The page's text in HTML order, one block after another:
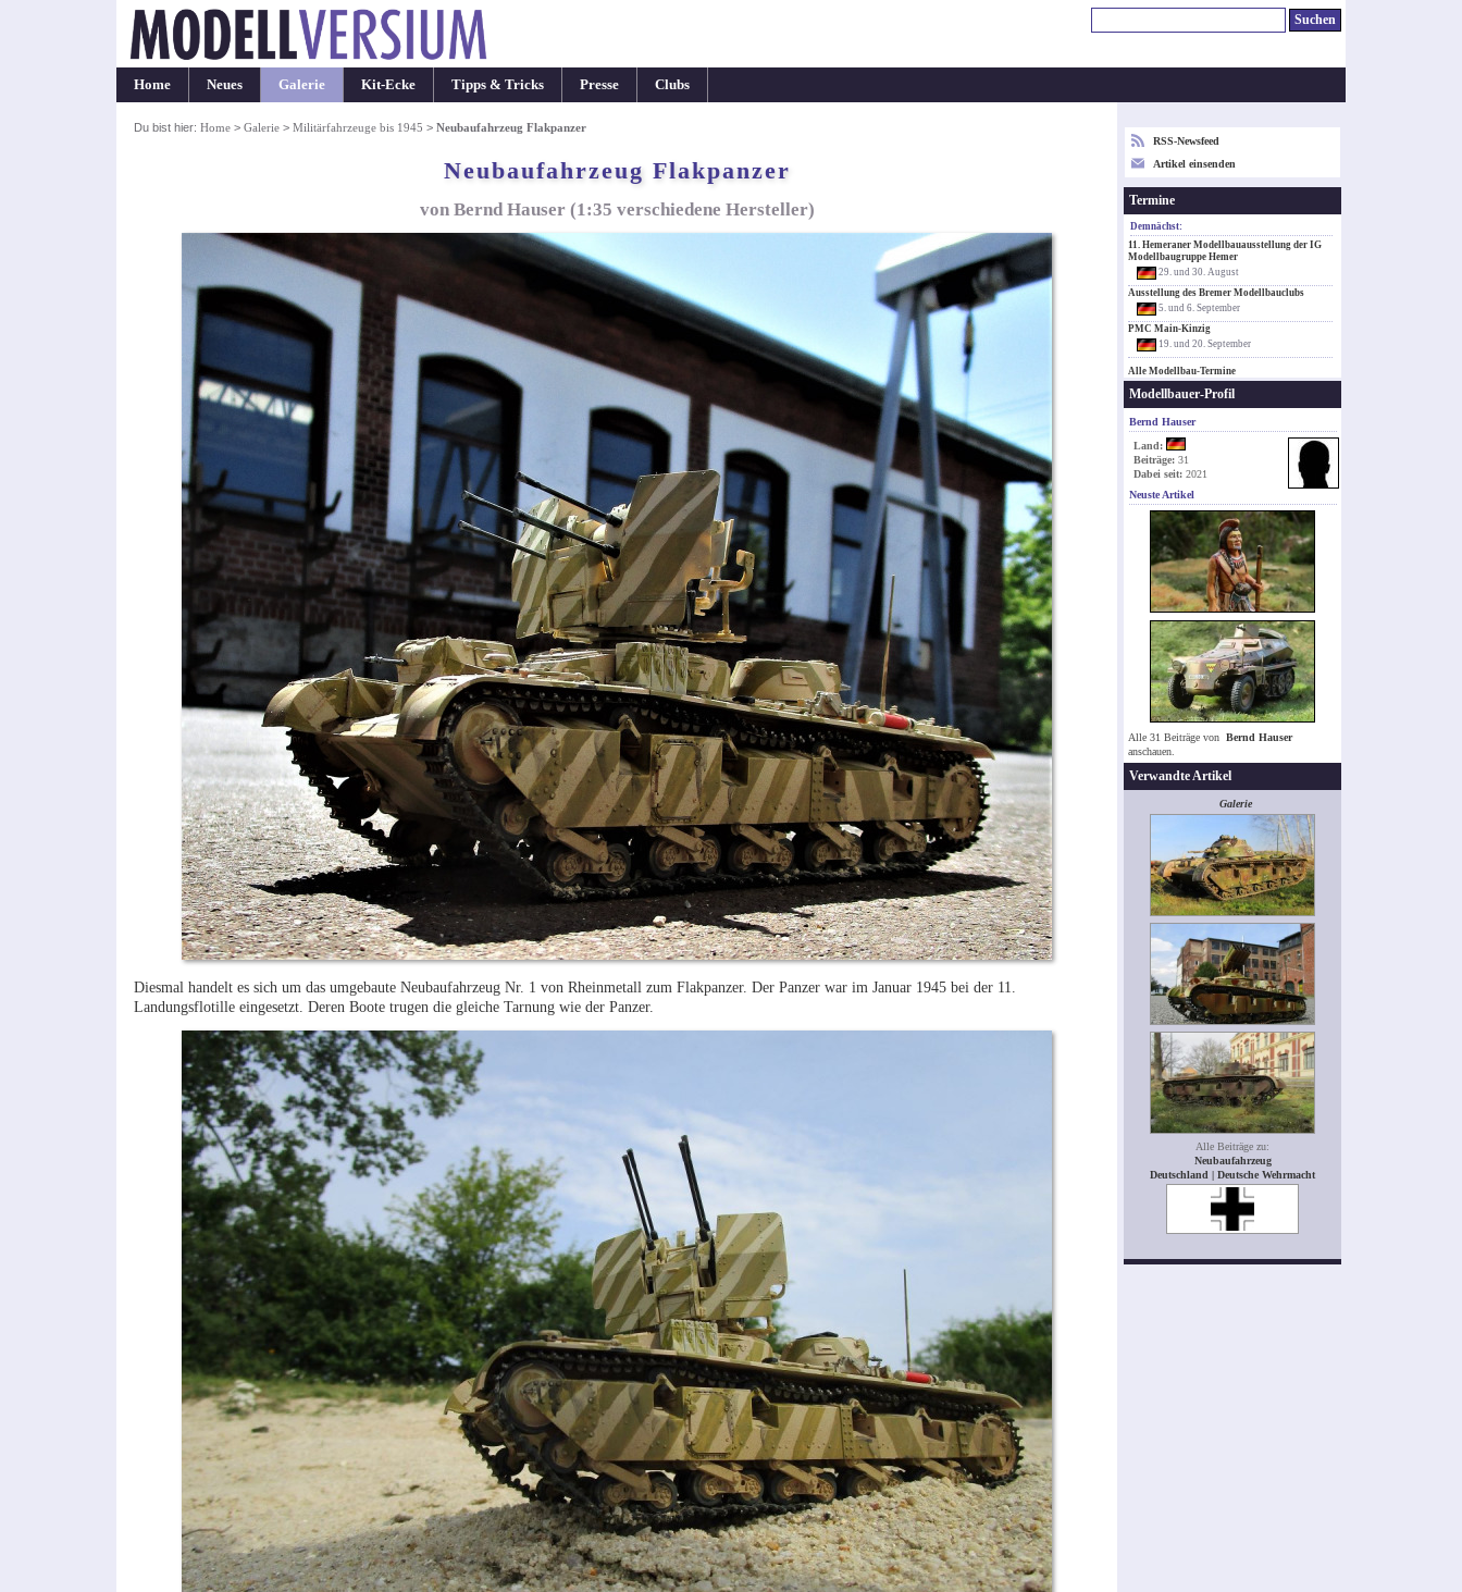
Home Neues Galerie Kit-Ecke Tipps & Tricks Presse Clubs
Du bist hier: Home> Galerie> Militärfahrzeuge bis 1945 > Neubaufahrzeug Flakpanzer
Neubaufahrzeug Flakpanzer
von Bernd Hauser (1:35 verschiedene Hersteller)
Diesmal handelt es sich um das umgebaute Neubaufahrzeug Nr. 1 von Rheinmetall zum Flakpanzer. Der Panzer war im Januar 1945 bei der 11.
Landungsflotille eingesetzt. Deren Boote trugen die gleiche Tarnung wie der Panzer.
RSS-Newsfeed
Artikel einsenden
Termine
Demnächst:
11. Hemeraner Modellbauausstellung der IG
Modellbaugruppe Hemer
29. und 30. August
Ausstellung des Bremer Modellbauclubs
5. und 6. September
PMC Main-Kinzig
19. und 20. September
Alle Modellbau-Termine
Modellbauer-Profil
Bernd Hauser
Land:
Beiträge: 31
Dabei seit: 2021
Neuste Artikel
Alle 31 Beiträge von Bernd Hauser
anschauen.
Verwandte Artikel
Galerie
Alle Beiträge zu:
Neubaufahrzeug
Deutschland | Deutsche Wehrmacht